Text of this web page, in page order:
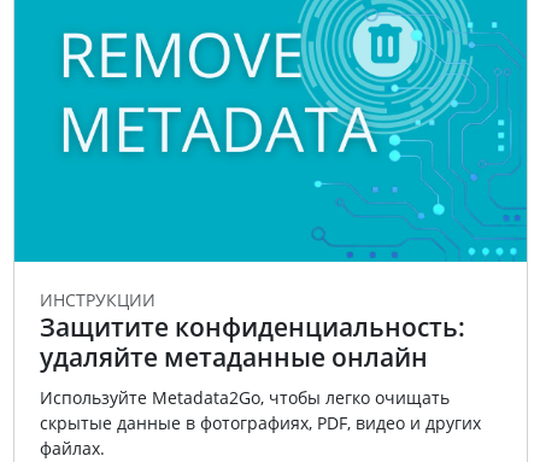
ИНСТРУКЦИИ
Защитите конфиденциальность:
удаляйте метаданные онлайн
Используйте Metadata2Go, чтобы легко очищать
скрытые данные в фотографиях, PDF, видео и других
файлах.